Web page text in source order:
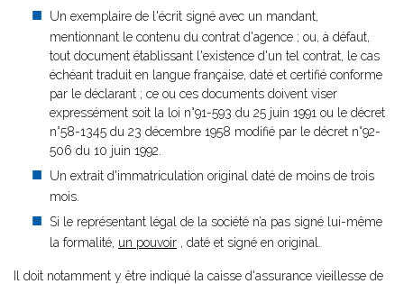
Un exemplaire de l'écrit signé avec un mandant,
mentionnant le contenu du contrat d'agence ; ou, à défaut,
tout document établissant l'existence d'un tel contrat, le cas
échéant traduit en langue française, daté et certifié conforme
par le déclarant ; ce ou ces documents doivent viser
expressément soit la loi n°91-593 du 25 juin 1991 ou le décret
n°58-1345 du 23 décembre 1958 modifié par le décret n°92-
506 du 10 juin 1992.
Un extrait d'immatriculation original daté de moins de trois
mois.
Si le représentant légal de la société n’a pas signé lui-même
la formalité, un pouvoir , daté et signé en original.
Il doit notamment y être indiqué la caisse d'assurance vieillesse de